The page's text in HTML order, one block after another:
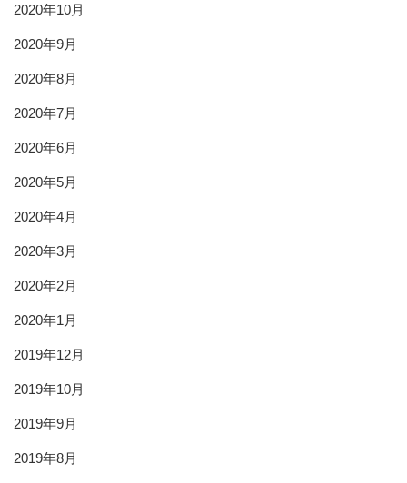
2020年10月
2020年9月
2020年8月
2020年7月
2020年6月
2020年5月
2020年4月
2020年3月
2020年2月
2020年1月
2019年12月
2019年10月
2019年9月
2019年8月